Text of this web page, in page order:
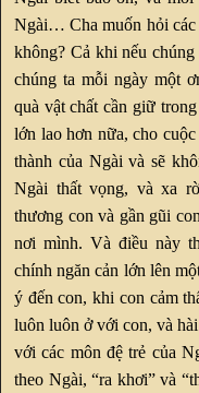
Ngài… Cha muốn hỏi các
không? Cả khi nếu
chúng ta mỗi ngày một
quà vật chất cần giữ
lớn lao hơn nữa, cho
thành của Ngài và sẽ
Ngài thất vọng, và xa
thương con và gần gũi
nơi mình. Và điều này
chính ngăn cản lớn lên
ý đến con, khi con cảm
luôn luôn ở với con, và
với các môn đệ trẻ của
theo Ngài, “ra khơi” và